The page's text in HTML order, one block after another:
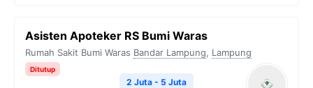
Asisten Apoteker RS Bumi Waras
Rumah Sakit Bumi Waras Bandar Lampung, Lampung
Ditutup
2 Juta - 5 Juta